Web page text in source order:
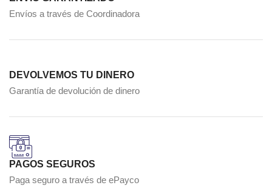
Envíos a través de Coordinadora
DEVOLVEMOS TU DINERO
Garantía de devolución de dinero
PAGOS SEGUROS
Paga seguro a través de ePayco